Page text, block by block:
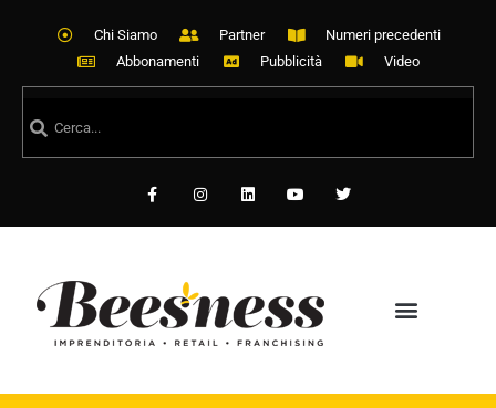
Chi Siamo Partner
Numeri precedenti
Abbonamenti
Pubblicità Video